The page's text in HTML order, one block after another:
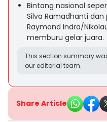
Bintang nasional
Silva Ramadhanti
Raymond Indra/
memburu gelar juara.
This section summary
our editorial team.
Share Article